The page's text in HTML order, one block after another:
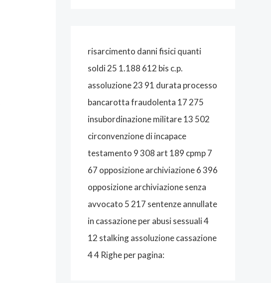
I
S
T
A
B
O
L
O
G
N
A
risarcimento danni fisici quanti
soldi 25 1.188 612 bis c.p.
assoluzione 23 91 durata processo
bancarotta fraudolenta 17 275
insubordinazione militare 13 502
circonvenzione di incapace
testamento 9 308 art 189 cpmp 7
67 opposizione archiviazione 6 396
opposizione archiviazione senza
avvocato 5 217 sentenze annullate
in cassazione per abusi sessuali 4
12 stalking assoluzione cassazione
4 4 Righe per pagina: